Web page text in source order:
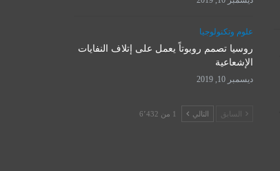
علوم وتكنولوجيا
روسيا تصمم روبوتاً يعمل على إتلاف النفايات
الإشعاعية
ديسمبر 10, 2019
السابق التالي 1 من 6٬432